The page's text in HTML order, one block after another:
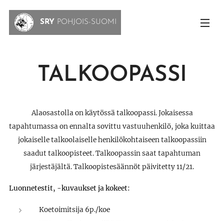
SRY POHJOIS-SUOMI
TALKOOPASSI
Alaosastolla on käytössä talkoopassi. Jokaisessa
tapahtumassa on ennalta sovittu vastuuhenkilö, joka kuittaa
jokaiselle talkoolaiselle henkilökohtaiseen talkoopassiin
saadut talkoopisteet. Talkoopassin saat tapahtuman
järjestäjältä. Talkoopistesäännöt päivitetty 11/21.
Luonnetestit, -kuvaukset ja kokeet:
Koetoimitsija 6p./koe